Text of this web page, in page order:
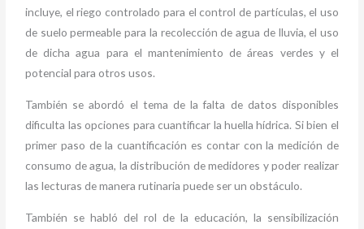
incluye, el riego controlado para el control de partículas, el uso
de suelo permeable para la recolección de agua de lluvia, el uso
de dicha agua para el mantenimiento de áreas verdes y el
potencial para otros usos.
También se abordó el tema de la falta de datos disponibles
dificulta las opciones para cuantificar la huella hídrica. Si bien el
primer paso de la cuantificación es contar con la medición de
consumo de agua, la distribución de medidores y poder realizar
las lecturas de manera rutinaria puede ser un obstáculo.
También se habló del rol de la educación, la sensibilización